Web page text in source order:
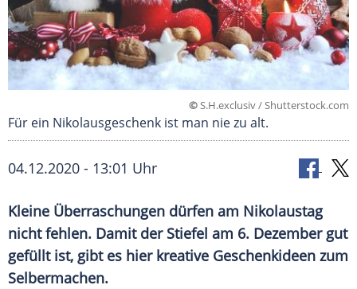
©S.H.exclusiv / Shutterstock.com
Für ein Nikolausgeschenk ist man nie zu alt.
04.12.2020 - 13:01 Uhr
Kleine Überraschungen dürfen am Nikolaustag
nicht fehlen. Damit der Stiefel am 6. Dezember gut
gefüllt ist, gibt es hier kreative Geschenkideen zum
Selbermachen.